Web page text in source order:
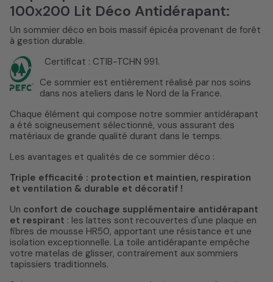
100x200 Lit Déco Antidérapant:
Un sommier déco en bois massif épicéa provenant de forêt
à gestion durable.
Certificat : CTIB-TCHN 991.
Ce sommier est entièrement réalisé par nos soins
dans nos ateliers dans le Nord de la France.
Chaque élément qui compose notre sommier antidérapant
a été soigneusement sélectionné, vous assurant des
matériaux de grande qualité durant dans le temps.
Les avantages et qualités de ce sommier déco :
Triple efficacité : protection et maintien, respiration
et ventilation & durable et décoratif !
Un confort de couchage supplémentaire antidérapant
et respirant : les lattes sont recouvertes d'une plaque en
fibres de mousse HR50, apportant une résistance et une
isolation exceptionnelle. La toile antidérapante empêche
votre matelas de glisser, contrairement aux sommiers
tapissiers traditionnels.